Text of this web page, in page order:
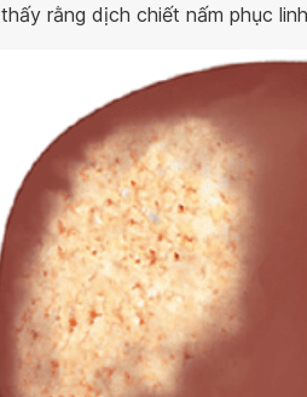
thấy rằng dịch chiết nấm phục